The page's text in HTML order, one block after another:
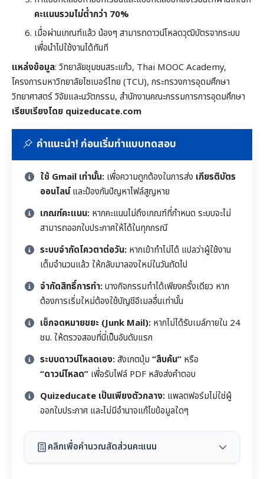
คะแนนรวมไม่ต่ำกว่า 70%
เมื่อผ่านเกณฑ์แล้ว น้องๆ สามารถดาวน์โหลดวุฒิบัตรจากระบบ
เพื่อนำไปใช้งานได้ทันที
แหล่งข้อมูล: วิทยาลัยชุมชนสระแก้ว, Thai MOOC Academy,
โครงการมหาวิทยาลัยไซเบอร์ไทย (TCU), กระทรวงการอุดมศึกษา
วิทยาศาสตร์ วิจัยและนวัตกรรม, สำนักงานคณะกรรมการการอุดมศึกษา
เรียบเรียงโดย quizeducate.com
คำแนะนำ! ก่อนเริ่มทำแบบทดสอบ
ใช้ Gmail เท่านั้น: เพื่อความถูกต้องในการส่ง เกียรติบัตร
ออนไลน์และป้องกันปัญหาไฟล์สูญหาย
เกณฑ์คะแนน: หากคะแนนไม่ถึงเกณฑ์ที่กำหนด ระบบจะไม่
สามารถออกใบประกาศให้ได้ในทุกกรณี
ระบบจำกัดโควตาต่อวัน: หากเข้าทำไม่ได้ แปลว่าผู้ใช้งาน
เต็มจำนวนแล้ว ให้กลับมาลองใหม่ในวันถัดไป
จำกัดสิทธิ์การทำ:บางกิจกรรมทำได้เพียงครั้งเดียว หาก
ต้องการเริ่มใหม่ต้องใช้บัญชีอีเมลอื่นเท่านั้น
เช็กจดหมายขยะ (Junk Mail): หากไม่ได้รับเมล์ภายใน 24
ชม. ให้ตรวจสอบที่นี่เป็นอันดับแรก
ระบบดาวน์โหลดเอง:สังเกตปุ่ม “สืบค้น” หรือ
“ดาวน์โหลด” เพื่อรับไฟล์ PDF หลังส่งคำตอบ
Quizeducate เป็นเพียงตัวกลาง: แพลตฟอร์มไม่ใช่ผู้
ออกใบประกาศ และไม่มีอำนาจแก้ไขข้อมูลใดๆ
คลิกเพื่อคำนวณสัดส่วนคะแนน